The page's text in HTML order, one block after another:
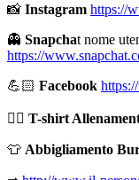
📸 Instagram https://
👻 Snapchat nome
https://
💪🏻 Facebook
🏋🏻 T-shirt
👕 Abbigliamento